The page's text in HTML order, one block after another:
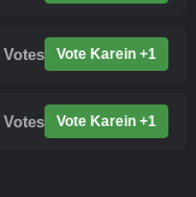
Votes Vote Karein +1
Votes Vote Karein +1